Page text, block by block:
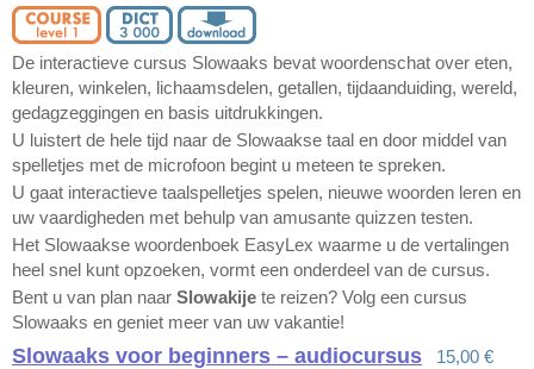
De interactieve cursus Slowaaks bevat woordenschat over eten,
kleuren, winkelen, lichaamsdelen, getallen, tijdaanduiding, wereld,
gedagzeggingen en basis uitdrukkingen.
U luistert de hele tijd naar de Slowaakse taal en door middel van
spelletjes met de microfoon begint u meteen te spreken.
U gaat interactieve taalspelletjes spelen, nieuwe woorden leren en
uw vaardigheden met behulp van amusante quizzen testen.
Het Slowaakse woordenboek EasyLex waarme u de vertalingen
heel snel kunt opzoeken, vormt een onderdeel van de cursus.
Bent u van plan naar Slowakije te reizen? Volg een cursus
Slowaaks en geniet meer van uw vakantie!
Slowaaks voor beginners – audiocursus 15,00 €